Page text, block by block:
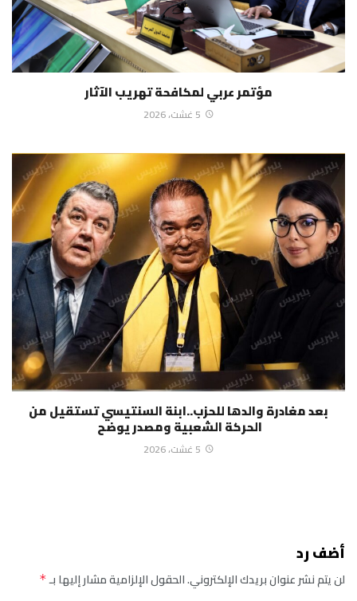
مؤتمر عربي لمكافحة تهريب الآثار
5 غشت، 2026
بعد مغادرة والدها للحزب..ابنة السنتيسي تستقيل من
الحركة الشعبية ومصدر يوضح
5 غشت، 2026
أضف رد
لن يتم نشر عنوان بريدك الإلكتروني.الحقول الإلزامية مشار إليها بـ*